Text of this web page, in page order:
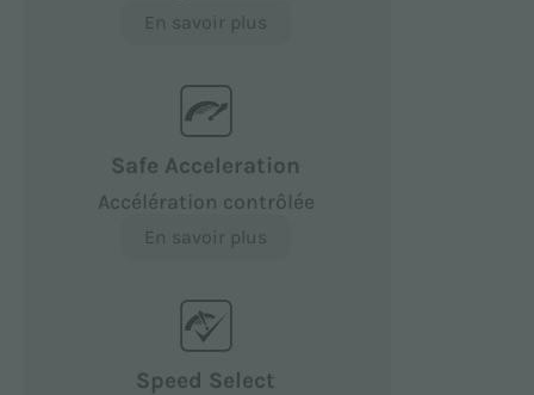
En savoir plus
Safe Acceleration
Accélération contrôlée
En savoir plus
Speed Select